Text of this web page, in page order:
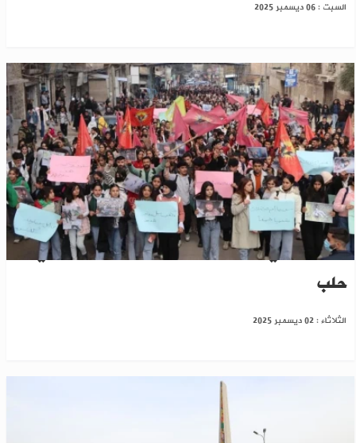
السبت : 06 ديسمبر 2025
شبيبة "ب ي د" تتظاهر ضد الحكومة السورية في
حلب
الثلاثاء : 02 ديسمبر 2025